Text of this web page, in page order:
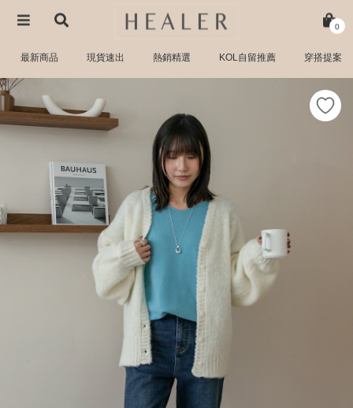
0
最新商品 現貨速出 熱銷精選 KOL自留推薦 穿搭提案